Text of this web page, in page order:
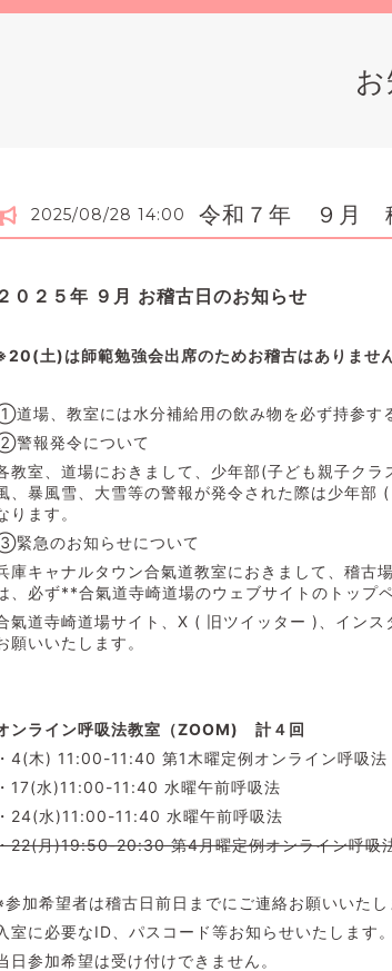
2025/08/28 14:00 令和７年 ９月
２０２５年 ９月 お稽古日のお知らせ
土)は師範勉強会出席のためお稽古はありませ
道場、教室には水分補給用の飲み物を必ず持参す
警報発令について
教室、道場におきまして、少年部(子ども親子ク
、暴風雪、大雪等の警報が発令された際は少年部
ります。
緊急のお知らせについて
庫キャナルタウン合氣道教室におきまして、稽古
、必ず**合氣道寺崎道場のウェブサイトのトップ
氣道寺崎道場サイト、X ( 旧ツイッター )、イン
願いいたします。
ンライン呼吸法教室（ZOOM) 計４回
・4(木) 11:00-11:40 第1木曜定例オンライン呼吸法
・17(水)11:00-11:40 水曜午前呼吸法
・24(水)11:00-11:40 水曜午前呼吸法
22(月)19:50-20:30 第4月曜定例オンライン呼吸
参加希望者は稽古日前日までにご連絡お願いいたし
室に必要なID、パスコード
日参加希望は受け付けできません。